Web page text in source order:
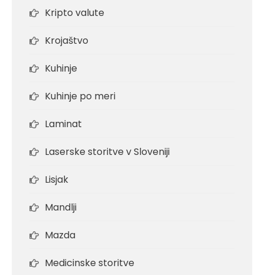
Kripto valute
Krojaštvo
Kuhinje
Kuhinje po meri
Laminat
Laserske storitve v Sloveniji
Lisjak
Mandlji
Mazda
Medicinske storitve